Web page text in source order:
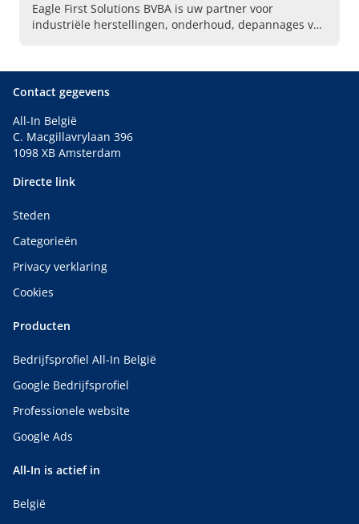
Eagle First Solutions BVBA is uw partner voor
industriële herstellingen, onderhoud, depannages van
Contact gegevens
All-In België
C. Macgillavrylaan 396
1098 XB Amsterdam
Directe link
Steden
Categorieën
Privacy verklaring
Cookies
Producten
Bedrijfsprofiel All-In België
Google Bedrijfsprofiel
Professionele website
Google Ads
All-In is actief in
België